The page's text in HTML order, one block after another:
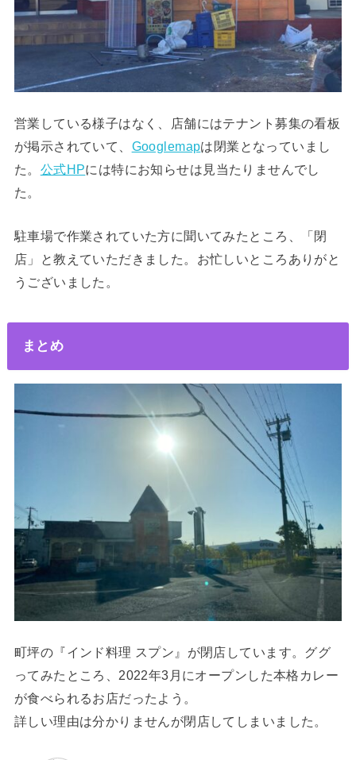
営業している様子はなく、店舗にはテナント募集の看板
が掲示されていて、 Googlemapは閉業となっていまし
た。 公式HPには特にお知らせは見当たりませんでし
た。
駐車場で作業されていた方に聞いてみたところ、「閉
店」と教えていただきました。お忙しいところありがと
うございました。
まとめ
町坪の『インド料理 スプン』が閉店しています。ググ
ってみたところ、2022年3月にオープンした本格カレー
が食べられるお店だったよう。
詳しい理由は分かりませんが閉店してしまいました。